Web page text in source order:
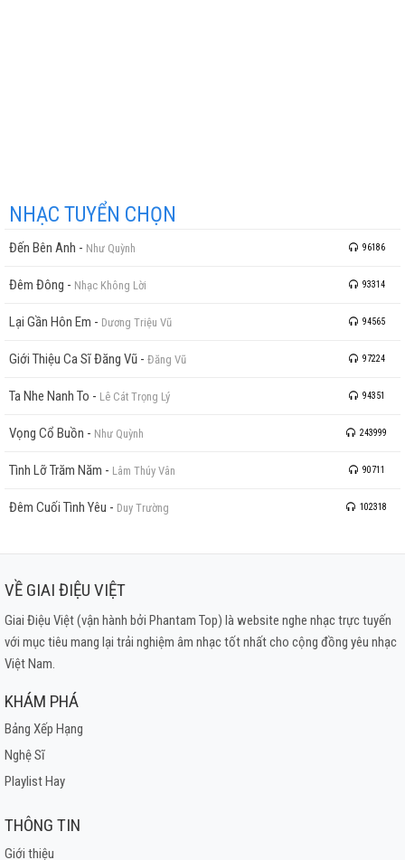
NHẠC TUYỂN CHỌN
Đến Bên Anh - Như Quỳnh 96186
Đêm Đông - Nhạc Không Lời 93314
Lại Gần Hôn Em - Dương Triệu Vũ 94565
Giới Thiệu Ca Sĩ Đăng Vũ - Đăng Vũ 97224
Ta Nhe Nanh To - Lê Cát Trọng Lý 94351
Vọng Cổ Buồn - Như Quỳnh 243999
Tình Lỡ Trăm Năm - Lâm Thúy Vân 90711
Đêm Cuối Tình Yêu - Duy Trường 102318
VỀ GIAI ĐIỆU VIỆT
Giai Điệu Việt (vận hành bởi Phantam Top) là website nghe nhạc trực tuyến
với mục tiêu mang lại trải nghiệm âm nhạc tốt nhất cho cộng đồng yêu nhạc
Việt Nam.
KHÁM PHÁ
Bảng Xếp Hạng
Nghệ Sĩ
Playlist Hay
THÔNG TIN
Giới thiệu